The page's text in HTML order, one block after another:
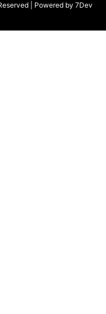
| Powered by 7Dev